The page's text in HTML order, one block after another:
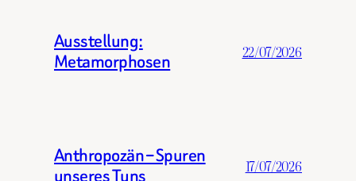
Ausstellung:
Metamorphosen
22/07/2026
Anthropozän – Spuren
17/07/2026